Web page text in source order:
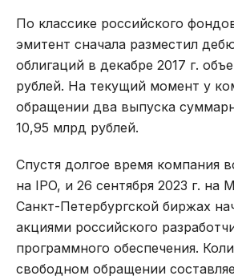
По классике российского
эмитент сначала разместил
облигаций в декабре 2017 г.
рублей. На текущий момент у
обращении два выпуска
10,95 млрд рублей.
Спустя долгое время компания
на IPO, и 26 сентября 2023 г. на
Санкт-Петербургской биржах
акциями российского
программного обеспечения.
свободном обращении